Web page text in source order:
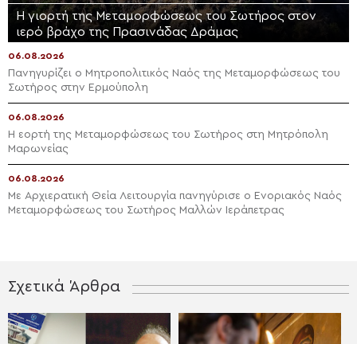
Η γιορτή της Μεταμορφώσεως του Σωτήρος στον
ιερό βράχο της Πρασινάδας Δράμας
06.08.2026
Πανηγυρίζει ο Μητροπολιτικός Ναός της Μεταμορφώσεως του
Σωτήρος στην Ερμούπολη
06.08.2026
Η εορτή της Μεταμορφώσεως του Σωτήρος στη Μητρόπολη
Μαρωνείας
06.08.2026
Με Αρχιερατική Θεία Λειτουργία πανηγύρισε ο Ενοριακός Ναός
Μεταμορφώσεως του Σωτήρος Μαλλών Ιεράπετρας
Σχετικά Άρθρα